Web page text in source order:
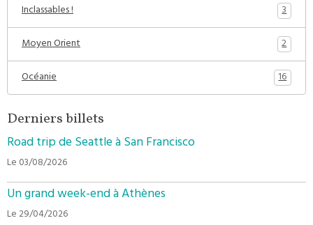
Inclassables !
3
Moyen Orient
2
Océanie
16
Derniers billets
Road trip de Seattle à San Francisco
Le 03/08/2026
Un grand week-end à Athènes
Le 29/04/2026